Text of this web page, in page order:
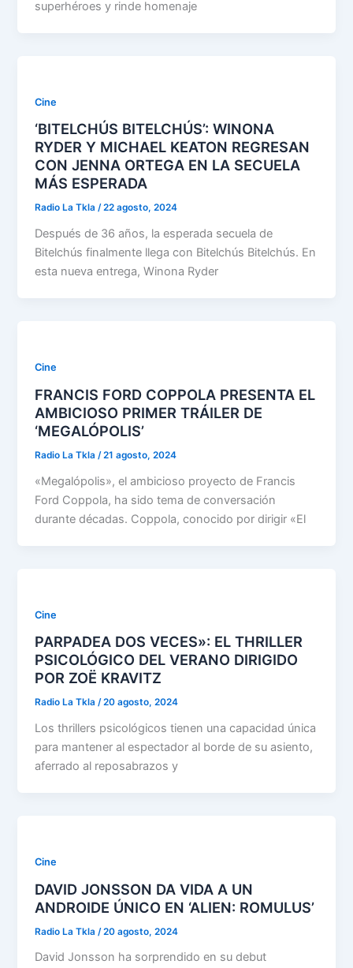
superhéroes y rinde homenaje
Cine
‘BITELCHÚS BITELCHÚS’: WINONA
RYDER Y MICHAEL KEATON REGRESAN
CON JENNA ORTEGA EN LA SECUELA
MÁS ESPERADA
Radio La Tkla/22 agosto, 2024
Después de 36 años, la esperada secuela de
Bitelchús finalmente llega con Bitelchús Bitelchús. En
esta nueva entrega, Winona Ryder
Cine
FRANCIS FORD COPPOLA PRESENTA EL
AMBICIOSO PRIMER TRÁILER DE
‘MEGALÓPOLIS’
Radio La Tkla /21 agosto, 2024
«Megalópolis», el ambicioso proyecto de Francis
Ford Coppola, ha sido tema de conversación
durante décadas. Coppola, conocido por dirigir «El
Cine
PARPADEA DOS VECES»: EL THRILLER
PSICOLÓGICO DEL VERANO DIRIGIDO
POR ZOË KRAVITZ
Radio La Tkla/20 agosto, 2024
Los thrillers psicológicos tienen una capacidad única
para mantener al espectador al borde de su asiento,
aferrado al reposabrazos y
Cine
DAVID JONSSON DA VIDA A UN
ANDROIDE ÚNICO EN ‘ALIEN: ROMULUS’
Radio La Tkla /20 agosto, 2024
David Jonsson ha sorprendido en su debut